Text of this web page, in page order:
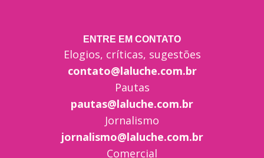
ENTRE EM CONTATO
Elogios, críticas, sugestões
contato@laluche.com.br
Pautas
pautas@laluche.com.br
Jornalismo
jornalismo@laluche.com.br
Comercial